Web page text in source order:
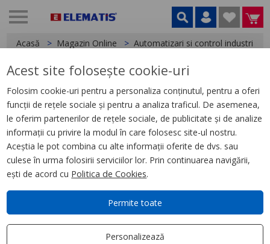
Acasă Magazin Online Automatizari si control industrial
< Relee
Releu de Timp Stea Triunghi,
0.05S300H, 24240V Ac/Dc, 2C/O
Acest site folosește cookie-uri
Folosim cookie-uri pentru a personaliza conținutul, pentru a oferi
funcții de rețele sociale și pentru a analiza traficul. De asemenea,
le oferim partenerilor de rețele sociale, de publicitate și de analize
informații cu privire la modul în care folosesc site-ul nostru.
Aceștia le pot combina cu alte informații oferite de dvs. sau
culese în urma folosirii serviciilor lor. Prin continuarea navigării,
ești de acord cu Politica de Cookies.
Permite toate
Personalizează